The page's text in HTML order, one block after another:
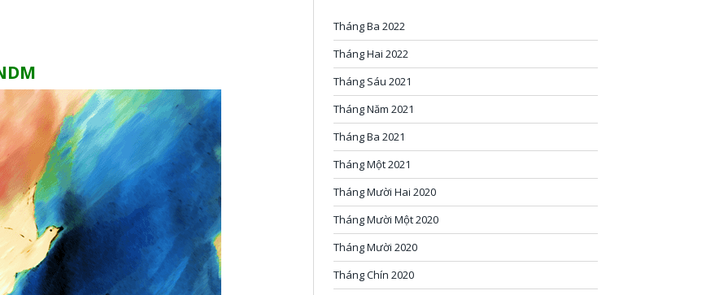
Tháng Ba 2022
Tháng Hai 2022
Tháng Sáu 2021
Tháng Năm 2021
Tháng Ba 2021
Tháng Một 2021
Tháng Mười Hai 2020
Tháng Mười Một 2020
Tháng Mười 2020
Tháng Chín 2020